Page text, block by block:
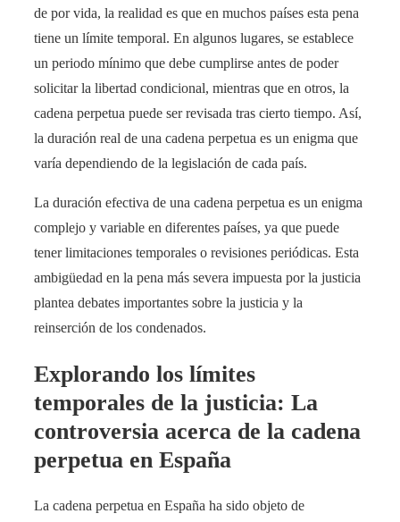
de por vida, la realidad es que en muchos países esta pena
tiene un límite temporal. En algunos lugares, se establece
un periodo mínimo que debe cumplirse antes de poder
solicitar la libertad condicional, mientras que en otros, la
cadena perpetua puede ser revisada tras cierto tiempo. Así,
la duración real de una cadena perpetua es un enigma que
varía dependiendo de la legislación de cada país.
La duración efectiva de una cadena perpetua es un enigma
complejo y variable en diferentes países, ya que puede
tener limitaciones temporales o revisiones periódicas. Esta
ambigüedad en la pena más severa impuesta por la justicia
plantea debates importantes sobre la justicia y la
reinserción de los condenados.
Explorando los límites
temporales de la justicia: La
controversia acerca de la cadena
perpetua en España
La cadena perpetua en España ha sido objeto de